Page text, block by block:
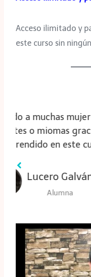
Acceso ilimitado y
este curso sin
He tratado